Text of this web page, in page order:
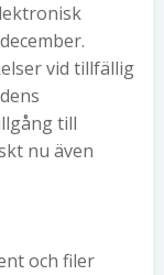
vid tillfällig
till
nu även
och filer